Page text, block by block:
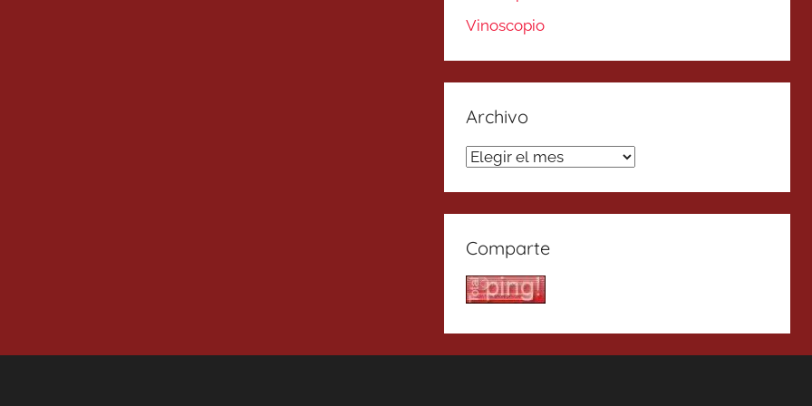
Vinoscopio
Archivo
Archivo
Comparte